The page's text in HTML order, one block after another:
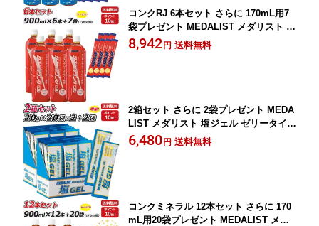
コンクRJ 6本セット さらに 170mL用7
袋プレゼント MEDALIST メダリスト ク
エン酸コンク RJ900mL×6本 1本で約27
L分 クエン酸サプリメント アリスト 即
8,942 円 送料無料
2箱セット さらに 2袋プレゼント MEDA
LIST メダリスト 塩ジェル ゼリータイプ
20g×20袋 熱中症対策 ミネラル補給・塩
分補給ジェル アリスト 即納 ラフィート
6,480 円 送料無料
コンクミネラル 12本セット さらに 170
mL用20袋プレゼント MEDALIST メダ